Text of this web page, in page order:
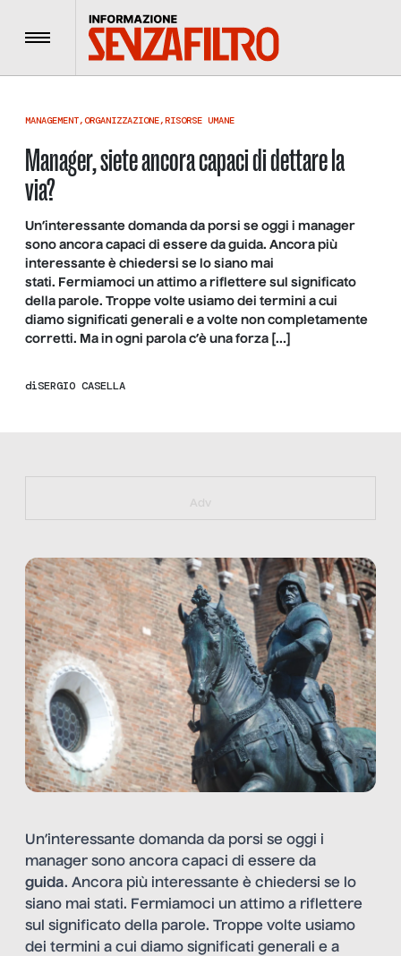
Menu
MANAGEMENT,ORGANIZZAZIONE,RISORSE UMANE
Manager, siete ancora capaci di dettare la
via?
Un’interessante domanda da porsi se oggi i manager
sono ancora capaci di essere da guida. Ancora più
interessante è chiedersi se lo siano mai
stati. Fermiamoci un attimo a riflettere sul significato
della parole. Troppe volte usiamo dei termini a cui
diamo significati generali e a volte non completamente
corretti. Ma in ogni parola c’è una forza […]
diSERGIO CASELLA
https://bit.ly/muster_aggiornamento
Adv
Un’interessante domanda da porsi se oggi i
manager sono ancora capaci di essere da
guida. Ancora più interessante è chiedersi se lo
siano mai stati. Fermiamoci un attimo a riflettere
sul significato della parole. Troppe volte usiamo
dei termini a cui diamo significati generali e a